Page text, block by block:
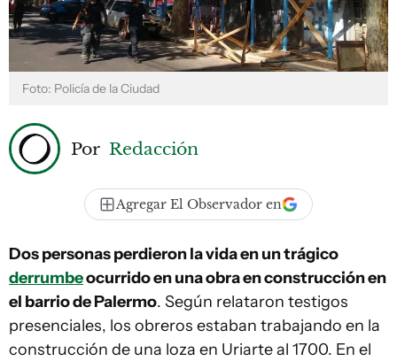
Foto: Policía de la Ciudad
Por Redacción
Agregar El Observador en
Dos personas perdieron la vida en un trágico
derrumbeocurrido en una obra en construcción en
el barrio de Palermo. Según relataron testigos
presenciales, los obreros estaban trabajando en la
construcción de una loza en Uriarte al 1700. En el